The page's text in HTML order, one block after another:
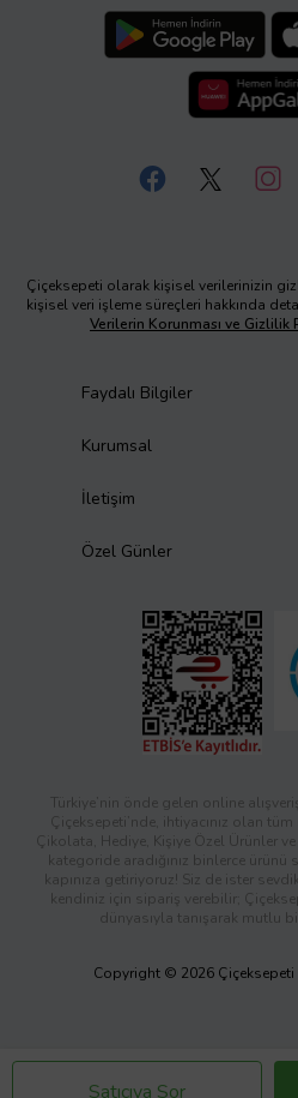
Satıcıya Sor
Çiçeksepeti olarak kişisel verilerinizin
kişisel veri işleme süreçleri hakkında
Verilerin Korunması ve Gizlilik
Faydalı Bilgiler
Kurumsal
İletişim
Özel Günler
Türkiye’nin önde gelen online
Çiçeksepeti’nde, ihtiyacınız olan
Çikolata, Hediye, Kişiye Özel Ürünler
kategoride aradığınız binlerce ürünü
kapınıza getiriyoruz! Siz de ister
kendiniz için sipariş verebilir;
dünyasıyla tanışarak mutlu
Copyright © 2026 Çiçeksepeti